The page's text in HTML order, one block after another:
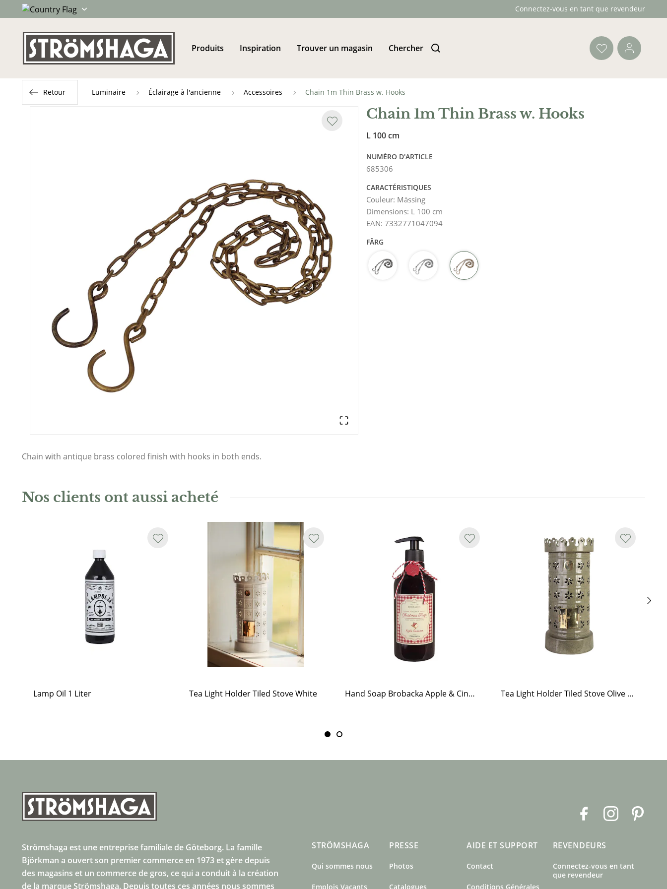
Connectez-vous en tant que revendeur
Produits Inspiration Trouver un magasin Chercher
Retour Luminaire Éclairage à l'ancienne Accessoires Chain 1m Thin Brass w. Hooks
Chain with antique brass colored finish with hooks in both ends.
Chain 1m Thin Brass w. Hooks
L 100 cm
NUMÉRO D'ARTICLE
685306
CARACTÉRISTIQUES
Couleur: Mässing
Dimensions: L 100 cm
EAN:7332771047094
FÄRG
Nos clients ont aussi acheté
Lamp Oil 1 Liter Tea Light Holder Tiled Stove White Hand Soap Brobacka Apple & Cinnamon Tea Light Holder Tiled Stove Olive Green
e
o
I
g
Strömshaga est une entreprise familiale de Göteborg. La famille
Björkman a ouvert son premier commerce en 1973 et gère depuis
des magasins et un commerce de gros, ce qui a conduit à la création
de la marque Strömshaga. Depuis toutes ces années nous sommes
STRÖMSHAGA
Qui sommes nous
Emplois Vacants
PRESSE
Photos
Catalogues
AIDE ET SUPPORT
Contact
Conditions Générales
REVENDEURS
Connectez-vous en tant
que revendeur